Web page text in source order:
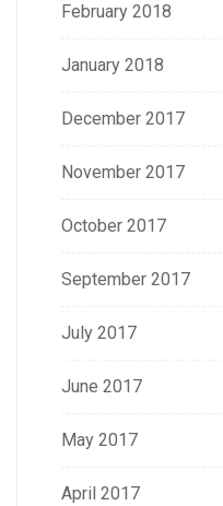
February 2018
January 2018
December 2017
November 2017
October 2017
September 2017
July 2017
June 2017
May 2017
April 2017